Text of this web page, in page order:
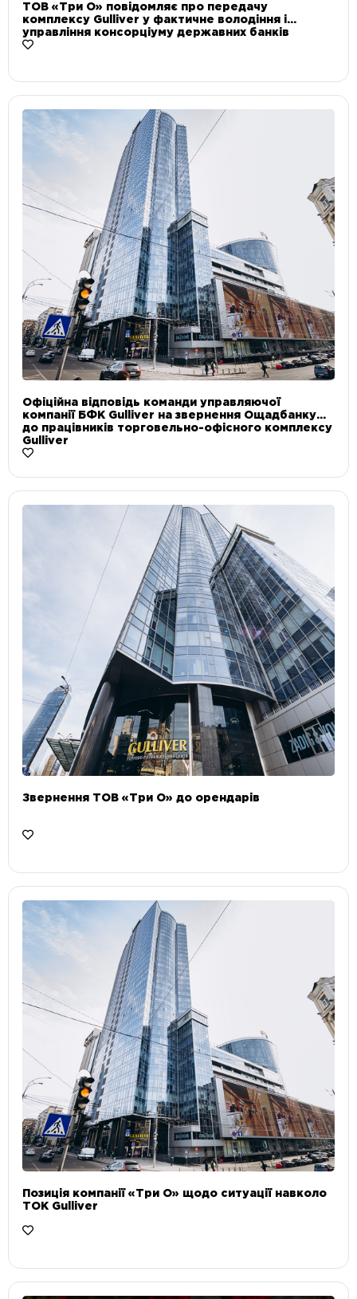
ТОВ «Три О» повідомляє про передачу
комплексу Gulliver у фактичне володіння і
управління консорціуму державних банків
Офіційна відповідь команди управляючої
компанії БФК Gulliver на звернення Ощадбанку
до працівників торговельно-офісного комплексу
Gulliver
Звернення ТОВ «Три О» до орендарів
Позиція компанії «Три О» щодо ситуації навколо
ТОК Gulliver